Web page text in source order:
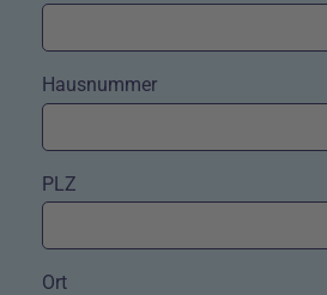
Hausnummer
PLZ
Ort